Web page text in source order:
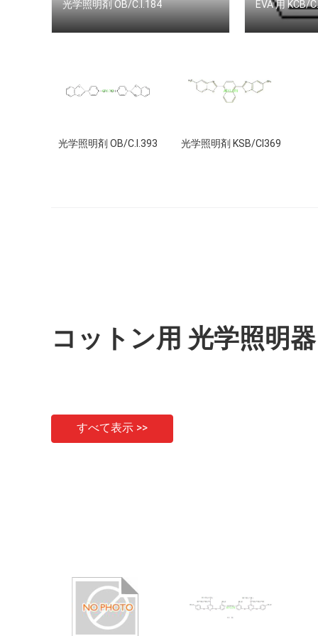
光学照明剤 OB/C.I.184 EVA 用 KCB/
光学照明剤 OB/C.I.393 光学照明剤 KSB/CI369
コットン用 光学照明器
すべて表示 >>